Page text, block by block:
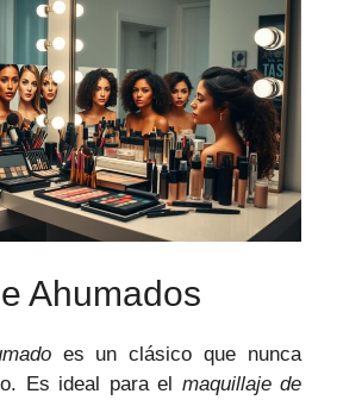
Ahumados
es un clásico que nunca
Es ideal para el maquillaje de